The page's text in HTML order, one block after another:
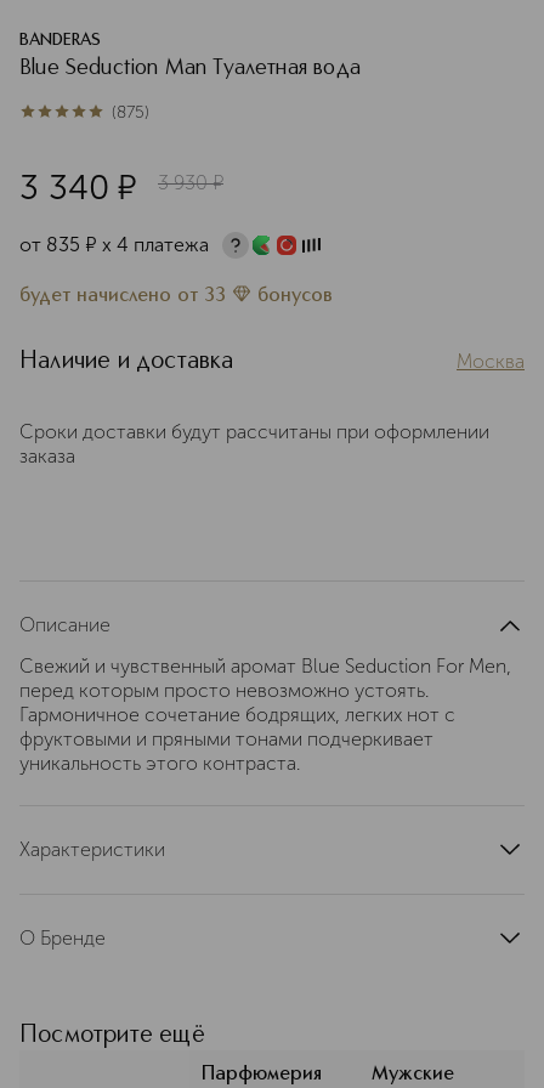
BANDERAS
Blue Seduction Man Туалетная вода
5из 5875 (875)
3 340 ¤ 3 930 ¤
от 835 ¤ х 4 платежа
будет начислено от 33 бонусов
Наличие и доставка Москва
Сроки доставки будут рассчитаны при оформлении
заказа
Описание
Свежий и чувственный аромат Blue Seduction For Men,
перед которым просто невозможно устоять.
Гармоничное сочетание бодрящих, легких нот с
фруктовыми и пряными тонами подчеркивает
уникальность этого контраста.
Характеристики
страна производства
О Бренде
изысканная, она дарит уверенность
и помогает раскрыть
индивидуальность. Бренд
Посмотрите ещё
Парфюмерия
Мужские